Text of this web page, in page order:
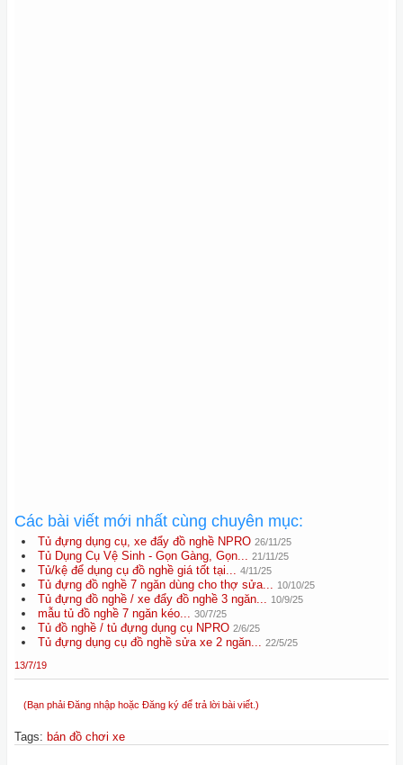
Các bài viết mới nhất cùng chuyên mục:
Tủ đựng dụng cụ, xe đẩy đồ nghề NPRO 26/11/25
Tủ Dụng Cụ Vệ Sinh - Gọn Gàng, Gọn... 21/11/25
Tủ/kệ để dụng cụ đồ nghề giá tốt tại... 4/11/25
Tủ đựng đồ nghề 7 ngăn dùng cho thợ sửa... 10/10/25
Tủ đựng đồ nghề / xe đẩy đồ nghề 3 ngăn... 10/9/25
mẫu tủ đồ nghề 7 ngăn kéo... 30/7/25
Tủ đồ nghề / tủ đựng dụng cụ NPRO 2/6/25
Tủ đựng dụng cụ đồ nghề sửa xe 2 ngăn... 22/5/25
13/7/19
(Bạn phải Đăng nhập hoặc Đăng ký để trả lời bài viết.)
Tags: bán đồ chơi xe